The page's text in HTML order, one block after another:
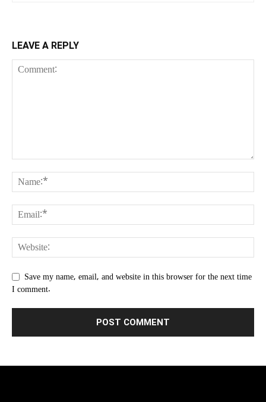
LEAVE A REPLY
Save my name, email, and website in this browser for the next time
I comment.